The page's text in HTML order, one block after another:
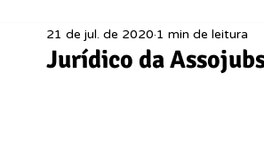
Jornal O Processo Judiciário Notícias
Jurídico da
21 de jul. de 2020 1 min de leitura